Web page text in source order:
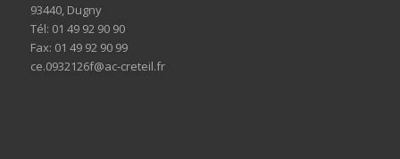
93440, Dugny
Tél: 01 49 92 90 90
Fax: 01 49 92 90 99
ce.0932126f@ac-creteil.fr